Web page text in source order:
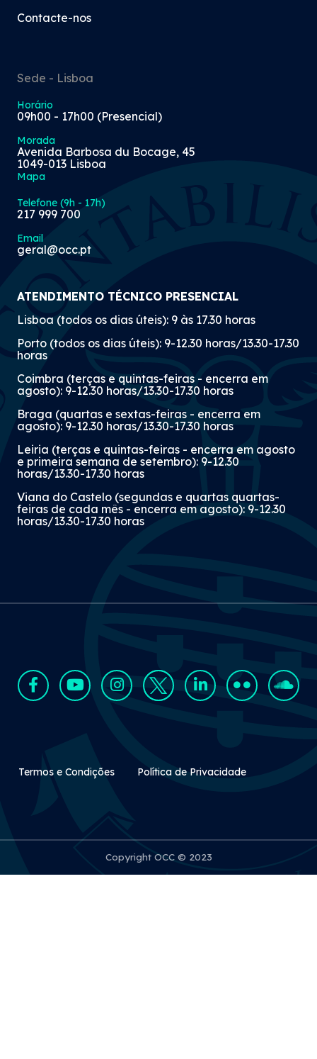
Contacte-nos
Sede - Lisboa
Horário
09h00 - 17h00 (Presencial)
Morada
Avenida Barbosa du Bocage, 45
1049-013 Lisboa
Mapa
Telefone (9h - 17h)
217 999 700
Email
geral@occ.pt
ATENDIMENTO TÉCNICO PRESENCIAL
Lisboa (todos os dias úteis): 9 às 17.30 horas
Porto (todos os dias úteis): 9-12.30 horas/13.30-17.30
horas
Coimbra (terças e quintas-feiras - encerra em
agosto): 9-12.30 horas/13.30-17.30 horas
Braga (quartas e sextas-feiras - encerra em
agosto): 9-12.30 horas/13.30-17.30 horas
Leiria (terças e quintas-feiras - encerra em agosto
e primeira semana de setembro): 9-12.30
horas/13.30-17.30 horas
Viana do Castelo (segundas e quartas quartas-
feiras de cada mês - encerra em agosto): 9-12.30
horas/13.30-17.30 horas
Rodapé Secundário
Termos e Condições Política de Privacidade
Copyright OCC © 2023